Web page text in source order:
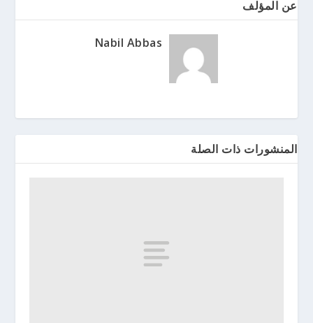
عن المؤلف
Nabil Abbas
المنشورات ذات الصلة